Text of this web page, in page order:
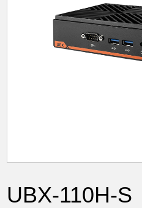
UBX-110H-S
1GbX8 SAM
Operating System
7MUI x64
Power Cord